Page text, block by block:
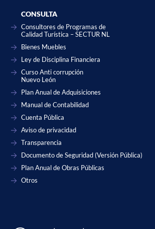
CONSULTA
Consultores de Programas de
Calidad Turística – SECTUR NL
Bienes Muebles
Ley de Disciplina Financiera
Curso Anti corrupción
Nuevo León
Plan Anual de Adquisiciones
Manual de Contabilidad
Cuenta Pública
Aviso de privacidad
Transparencia
Documento de Seguridad (Versión Pública)
Plan Anual de Obras Públicas
Otros